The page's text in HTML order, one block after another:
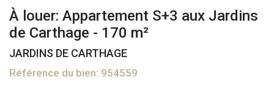
À louer: Appartement S+3 aux Jardins
de Carthage - 170 m²
JARDINS DE CARTHAGE
Référence du bien: 954559